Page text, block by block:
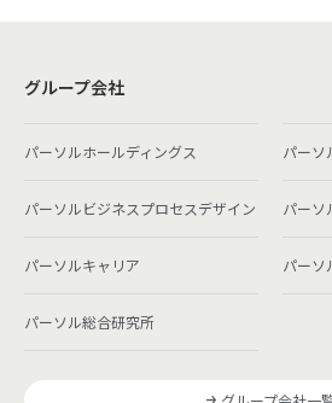
グループ会社
パーソルホールディングス パーソ
パーソルビジネスプロセスデザイン パーソ
パーソルキャリア パーソ
パーソル総合研究所